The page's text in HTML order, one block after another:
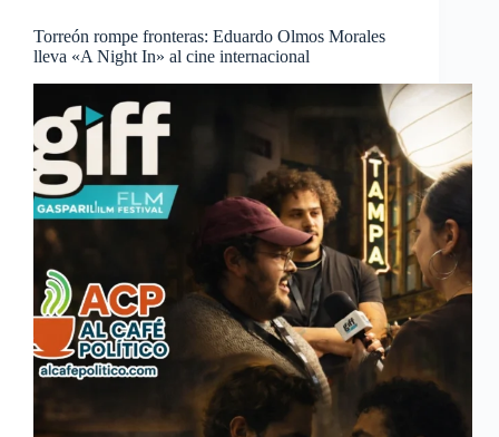
Torreón rompe fronteras: Eduardo Olmos Morales
lleva «A Night In» al cine internacional